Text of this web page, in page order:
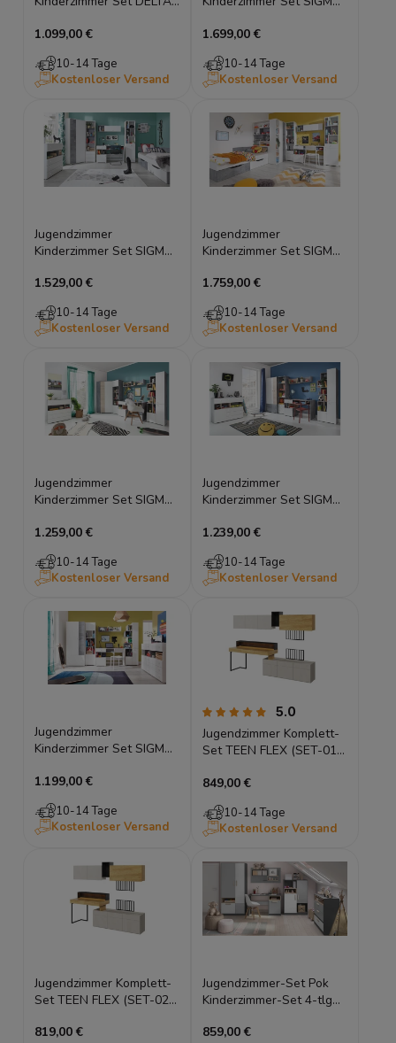
Modern
1.099,00 €
10-14 Tage
Kostenloser Versand
Modern
1.699,00 €
10-14 Tage
Kostenloser Versand
Jugendzimmer
Kinderzimmer Set SIGMA
Modern
1.529,00 €
10-14 Tage
Kostenloser Versand
Jugendzimmer
Kinderzimmer Set SIGMA
Modern
1.759,00 €
10-14 Tage
Kostenloser Versand
Jugendzimmer
Kinderzimmer Set SIGMA
Modern
1.259,00 €
10-14 Tage
Kostenloser Versand
Jugendzimmer
Kinderzimmer Set SIGMA
Modern
1.239,00 €
10-14 Tage
Kostenloser Versand
Jugendzimmer
Kinderzimmer Set SIGMA
Modern
1.199,00 €
10-14 Tage
Kostenloser Versand
5.0
Jugendzimmer Komplett-
Set TEEN FLEX (SET-01)
849,00 €
10-14 Tage
Kostenloser Versand
Jugendzimmer Komplett-
Set TEEN FLEX (SET-02)
819,00 €
Jugendzimmer-Set Pok
Kinderzimmer-Set 4-tlg
Ibsen
859,00 €